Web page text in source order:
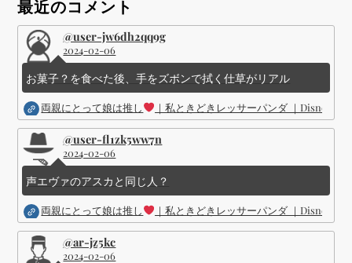
ジ
送
り
最近のコメント
@user-jw6dh2qq9g
2024-02-06
お菓子？を食べた後、手をズボンで拭く仕草がリアル
両親にとって娘は推し ｜私ときどきレッサーパンダ ｜Disney (
@user-fl1zk5ww7n
2024-02-06
声エヴァのアスカと同じ人？
両親にとって娘は推し ｜私ときどきレッサーパンダ ｜Disney (
@ar-jz5kc
2024-02-06